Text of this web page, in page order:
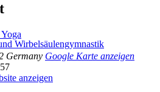
Wirbelsäulen­gymnastik
Germany Google Karte anzeigen
anzeigen